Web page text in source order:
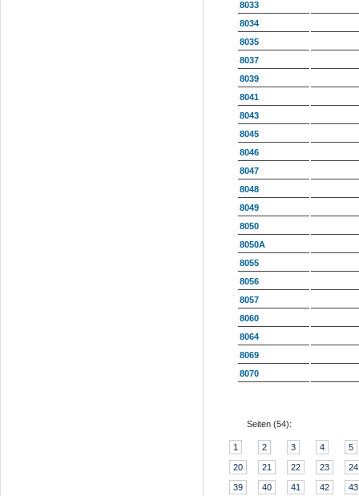
8033
8034
8035
8037
8039
8041
8043
8045
8046
8047
8048
8049
8050
8050A
8055
8056
8057
8060
8064
8069
8070
Seiten (54):
1 2 3 4 5
20 21 22 23 24
39 40 41 42 43